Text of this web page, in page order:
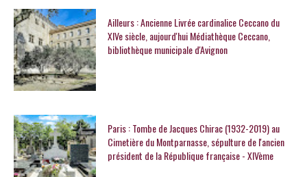
Ailleurs : Ancienne Livrée cardinalice Ceccano du
XIVe siècle, aujourd'hui Médiathèque Ceccano,
bibliothèque municipale d'Avignon
Paris : Tombe de Jacques Chirac (1932-2019) au
Cimetière du Montparnasse, sépulture de l'ancien
président de la République française - XIVème